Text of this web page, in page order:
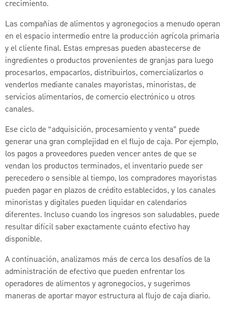
crecimiento.
Las compañías de alimentos y agronegocios a menudo operan
en el espacio intermedio entre la producción agrícola primaria
y el cliente final. Estas empresas pueden abastecerse de
ingredientes o productos provenientes de granjas para luego
procesarlos, empacarlos, distribuirlos, comercializarlos o
venderlos mediante canales mayoristas, minoristas, de
servicios alimentarios, de comercio electrónico u otros
canales.
Ese ciclo de “adquisición, procesamiento y venta” puede
generar una gran complejidad en el flujo de caja. Por ejemplo,
los pagos a proveedores pueden vencer antes de que se
vendan los productos terminados, el inventario puede ser
perecedero o sensible al tiempo, los compradores mayoristas
pueden pagar en plazos de crédito establecidos, y los canales
minoristas y digitales pueden liquidar en calendarios
diferentes. Incluso cuando los ingresos son saludables, puede
resultar difícil saber exactamente cuánto efectivo hay
disponible.
A continuación, analizamos más de cerca los desafíos de la
administración de efectivo que pueden enfrentar los
operadores de alimentos y agronegocios, y sugerimos
maneras de aportar mayor estructura al flujo de caja diario.